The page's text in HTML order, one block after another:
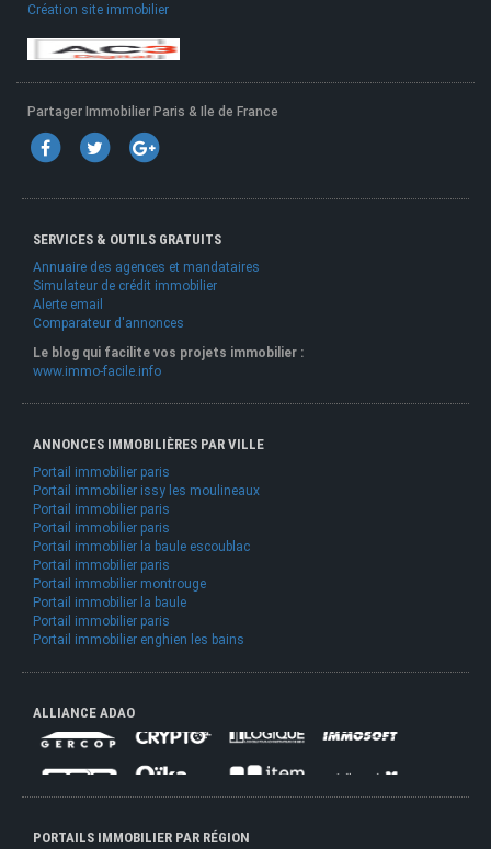
Création site immobilier
Partager Immobilier Paris & Ile de France
SERVICES & OUTILS GRATUITS
Annuaire des agences et mandataires
Simulateur de crédit immobilier
Alerte email
Comparateur d'annonces
Le blog qui facilite vos projets immobilier :
www.immo-facile.info
ANNONCES IMMOBILIÈRES PAR VILLE
Portail immobilier paris
Portail immobilier issy les moulineaux
Portail immobilier paris
Portail immobilier paris
Portail immobilier la baule escoublac
Portail immobilier paris
Portail immobilier montrouge
Portail immobilier la baule
Portail immobilier paris
Portail immobilier enghien les bains
ALLIANCE ADAO
PORTAILS IMMOBILIER PAR RÉGION